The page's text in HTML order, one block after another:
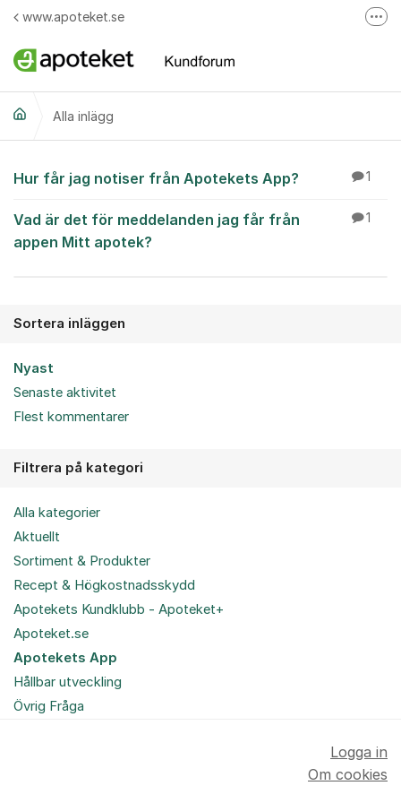
Hoppa till innehåll
www.apoteket.se
Alla inlägg
Alla inlägg
Hur får jag notiser från Apotekets App? 1
Vad är det för meddelanden jag får från
appen Mitt apotek?
1
Sortera inläggen
Nyast
Senaste aktivitet
Flest kommentarer
Filtrera på kategori
Alla kategorier
Aktuellt
Sortiment & Produkter
Recept & Högkostnadsskydd
Apotekets Kundklubb - Apoteket+
Apoteket.se
Apotekets App
Hållbar utveckling
Övrig Fråga
Logga in
Om cookies